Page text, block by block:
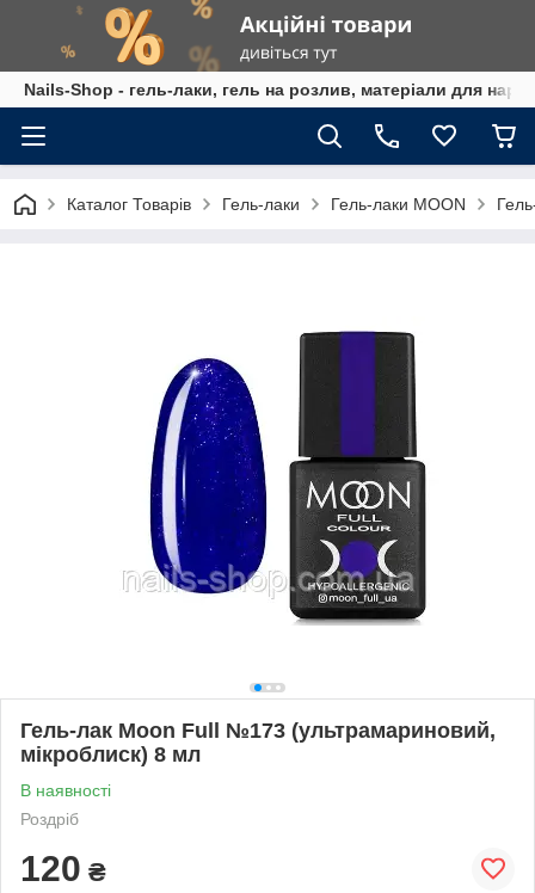
Nails-Shop - гель-лаки, гель на розлив, матеріали для
Каталог Товарів Гель-лаки Гель-лаки MOON
Гель-лак Moon Full №173 (ультрамариновий,
мікроблиск) 8 мл
В наявності
Роздріб
120 ₴